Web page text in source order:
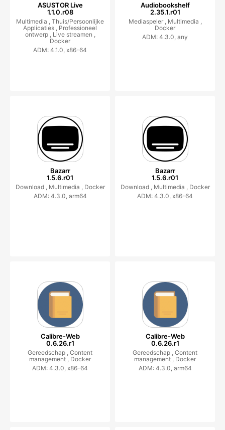
ASUSTOR Live
1.1.0.r08
Multimedia , Thuis/Persoonlijke
Applicaties , Professioneel
ontwerp , Live streamen ,
Docker
ADM: 4.1.0, x86-64
Audiobookshelf
2.35.1.r01
Mediaspeler , Multimedia ,
Docker
ADM: 4.3.0, any
Bazarr
1.5.6.r01
Download , Multimedia , Docker
ADM: 4.3.0, arm64
Bazarr
1.5.6.r01
Download , Multimedia , Docker
ADM: 4.3.0, x86-64
Calibre-Web
0.6.26.r1
Gereedschap , Content
management , Docker
ADM: 4.3.0, x86-64
Calibre-Web
0.6.26.r1
Gereedschap , Content
management , Docker
ADM: 4.3.0, arm64